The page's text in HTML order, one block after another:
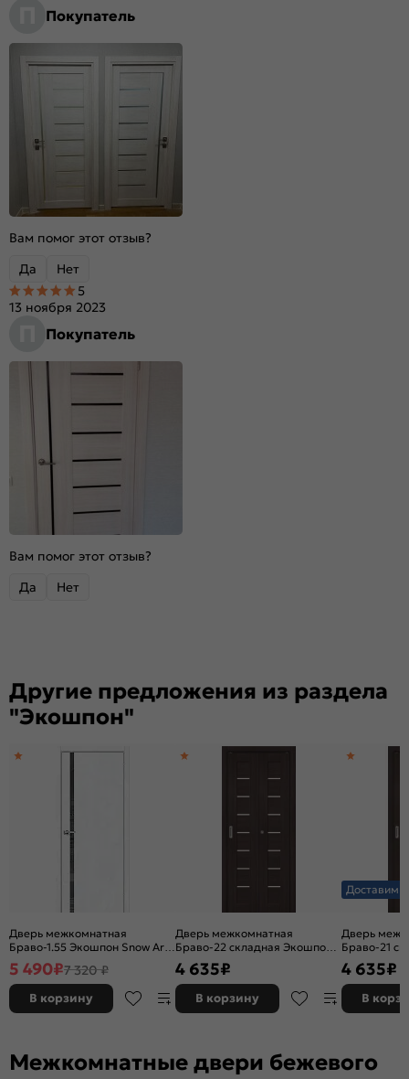
Покупатель
Вам помог этот отзыв?
Да
Нет
Покупатель
13 ноября 2023
5
Вам помог этот отзыв?
Да
Нет
Другие предложения из раздела
"Экошпон"
Дверь межкомнатная
Браво-1.55 Экошпон Snow Art,
остекленная, mirox grey,
каркасно-щитовая
5 490₽7 320 ₽
В корзину
Дверь межкомнатная
Браво-22 складная Экошпон,
Wenge Melinga, остекленная,
magic fog, царговая
4 635₽
В корзину
Доставим
Дверь
Браво-21
Wenge
царговая
4 635₽
В
Межкомнатные двери бежевого